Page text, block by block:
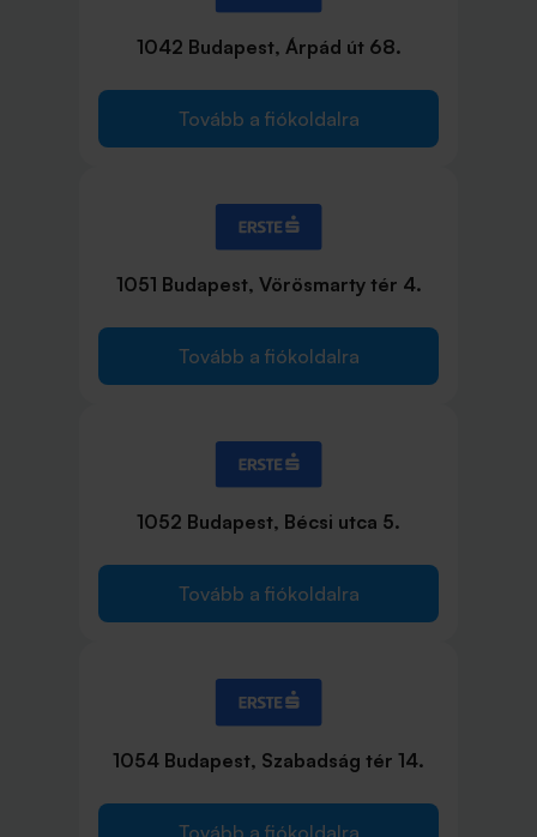
1042 Budapest, Árpád út 68.
Tovább a fiókoldalra
1051 Budapest, Vörösmarty tér 4.
Tovább a fiókoldalra
1052 Budapest, Bécsi utca 5.
Tovább a fiókoldalra
1054 Budapest, Szabadság tér 14.
Tovább a fiókoldalra